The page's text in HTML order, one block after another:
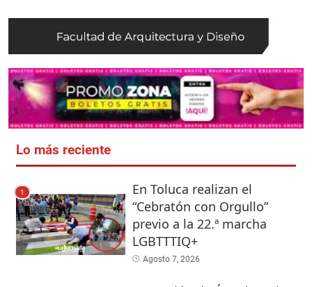
Lo más reciente
1
En Toluca realizan el
“Cebratón con Orgullo”
previo a la 22.ª marcha
LGBTTTIQ+
Agosto 7, 2026